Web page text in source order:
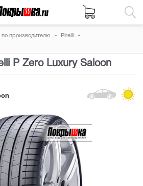
по производителю
Pirelli
P Zero Luxury Saloon